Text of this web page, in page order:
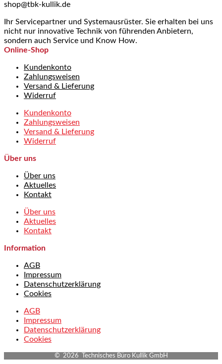
shop@tbk-kullik.de
Ihr Servicepartner und Systemausrüster. Sie erhalten bei uns
nicht nur innovative Technik von führenden Anbietern,
sondern auch Service und Know How.
Online-Shop
Kundenkonto
Zahlungsweisen
Versand & Lieferung
Widerruf
Kundenkonto
Zahlungsweisen
Versand & Lieferung
Widerruf
Über uns
Über uns
Aktuelles
Kontakt
Über uns
Aktuelles
Kontakt
Information
AGB
Impressum
Datenschutzerklärung
Cookies
AGB
Impressum
Datenschutzerklärung
Cookies
© 2026 Technisches Büro Kullik GmbH